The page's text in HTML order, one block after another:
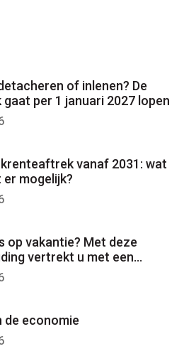
of inlenen? De
per 1 januari 2027 lopen
vanaf 2031: wat
mogelijk?
op vakantie? Met deze
vertrekt u met een
de economie